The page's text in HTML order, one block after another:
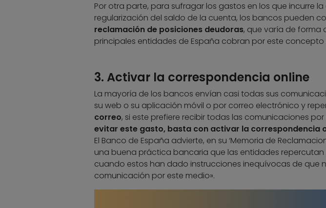
Por otra parte, para sufragar los gastos en los que incurre
regularización del saldo de la cuenta, los bancos pueden
reclamación de posiciones deudoras, que varía de forma
principales entidades de España cobran por este concepto
3. Activar la correspondencia online
La mayoría de los bancos envían casi todas sus
su web o su aplicación móvil o por correo electrónico y
correo, si este prefiere recibir todas las comunicaciones
evitar este gasto, basta con activar la correspondencia
El Banco de España advierte, en su ‘Memoria de
una buena práctica bancaria que las entidades
cuando estos han dado instrucciones inequívocas de que
comunicación por este medio».